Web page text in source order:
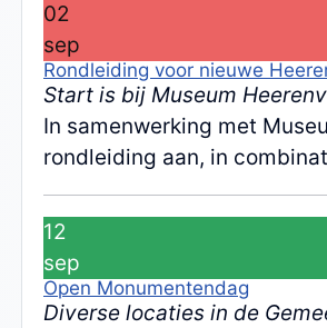
02
sep
Rondleiding voor nieuwe
Start is bij Museum
In samenwerking met
rondleiding aan, in
12
sep
Open Monumentendag
Diverse locaties in de